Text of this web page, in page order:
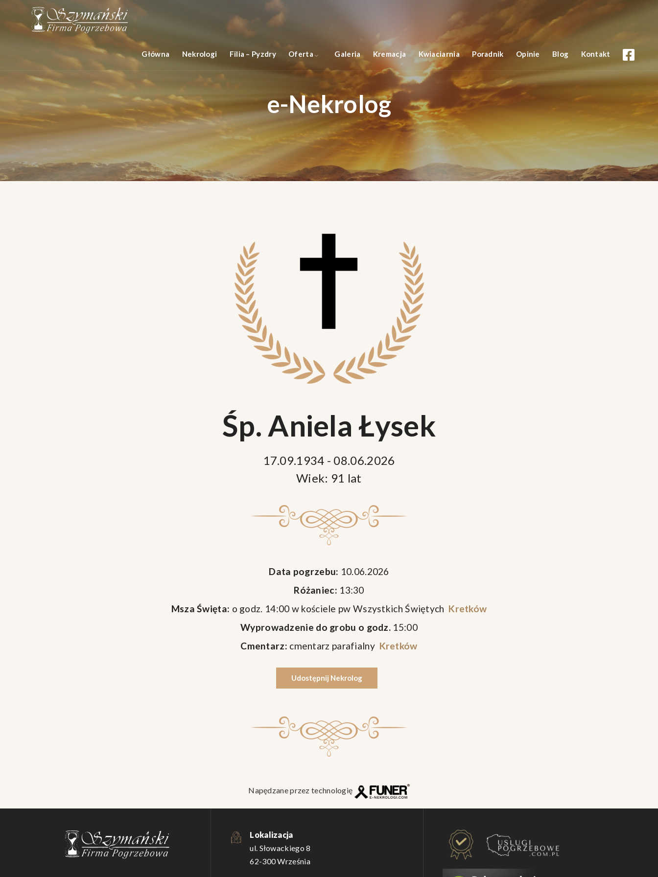
Główna Nekrologi Filia – Pyzdry Oferta Galeria Kremacja Kwiaciarnia Poradnik Opinie Blog Kontakt
e-Nekrolog
Śp. Aniela Łysek
17.09.1934 - 08.06.2026
Wiek: 91 lat
Data pogrzebu: 10.06.2026
Różaniec: 13:30
Msza Święta: o godz. 14:00 w kościele pw Wszystkich Świętych Kretków
Wyprowadzenie do grobu o godz. 15:00
Cmentarz: cmentarz parafialny Kretków
Udostępnij Nekrolog
Napędzane przez technologię
Lokalizacja
ul. Słowackiego 8
62-300 Września